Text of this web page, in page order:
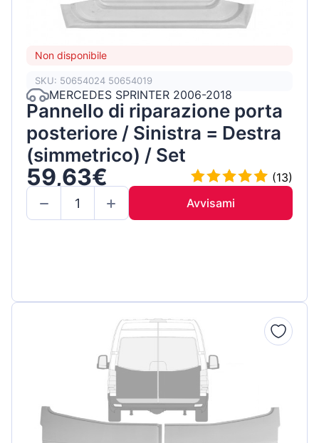
Non disponibile
SKU: 50654024 50654019
MERCEDES SPRINTER 2006-2018
Pannello di riparazione porta
posteriore / Sinistra = Destra
(simmetrico) / Set
59,63€
(13)
Avvisami